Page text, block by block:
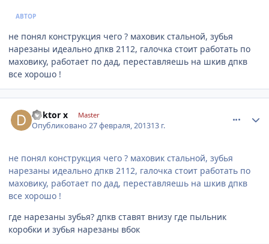
АВТОР
не понял конструкция чего ? маховик стальной, зубья
нарезаны идеально дпкв 2112, галочка стоит работать по
маховику, работает по дад, переставляешь на шкив дпкв
все хорошо !
doktor x Master
Опубликовано27 февраля, 201313 г.
не понял конструкция чего ? маховик стальной, зубья
нарезаны идеально дпкв 2112, галочка стоит работать по
маховику, работает по дад, переставляешь на шкив дпкв
все хорошо !
где нарезаны зубья? дпкв ставят внизу где пыльник
коробки и зубья нарезаны вбок